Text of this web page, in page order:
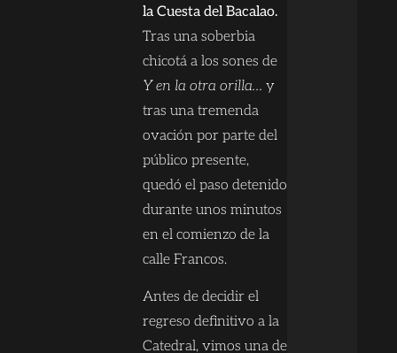
la Cuesta del Bacalao.
Tras una soberbia
chicotá a los sones de
Y en la otra orilla… y
tras una tremenda
ovación por parte del
público presente,
quedó el paso detenido
durante unos minutos
en el comienzo de la
calle Francos.
Antes de decidir el
regreso definitivo a la
Catedral, vimos una de